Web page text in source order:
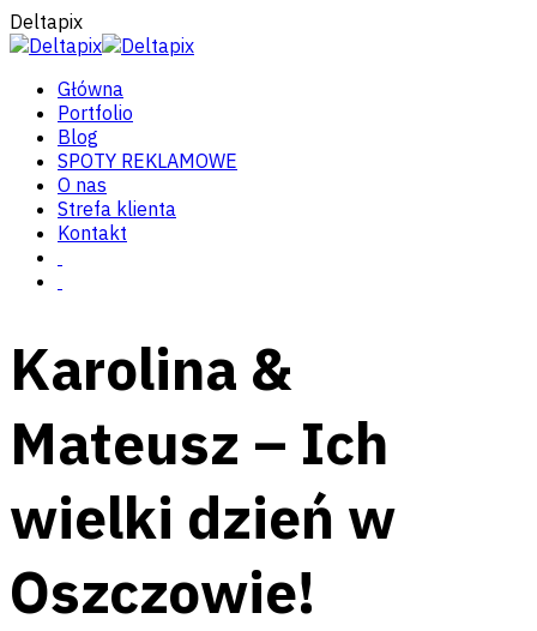
Deltapix
Główna
Portfolio
Blog
SPOTY REKLAMOWE
O nas
Strefa klienta
Kontakt
Karolina &
Mateusz – Ich
wielki dzień w
Oszczowie!